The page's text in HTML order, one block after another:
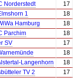
Norderstedt
17
1
18
Hamburg
18
Parchim
18
SV
17
18
Langenhorn
18
TV 2
17